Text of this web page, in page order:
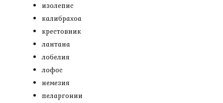
изолепис
калибрахоа
крестовник
лантана
лобелия
лофос
немезия
пеларгонии